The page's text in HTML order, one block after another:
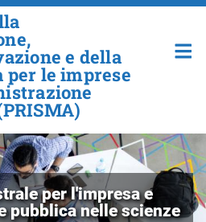
Salta al contenuto principale
e della
per le imprese
per l'impresa e
pubblica nelle scienze